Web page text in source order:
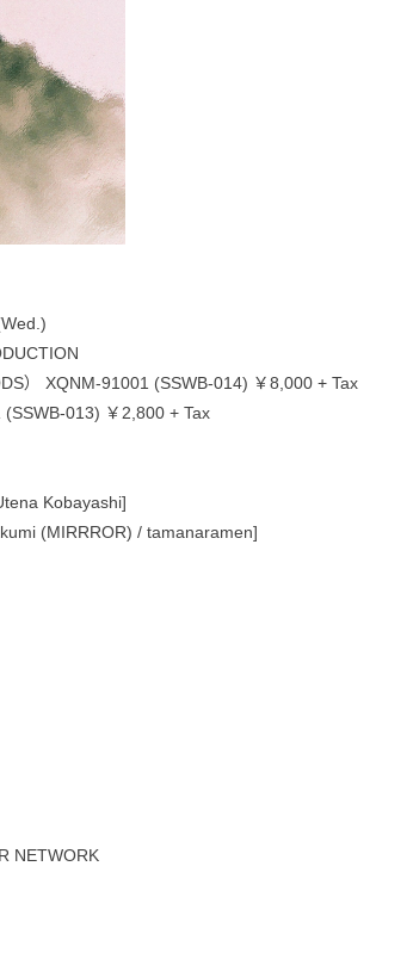
） XQNM-91001 (SSWB-014) ￥8,000 + Tax
013) ￥2,800 + Tax
Kobayashi]
(MIRRROR) / tamanaramen]
NETWORK